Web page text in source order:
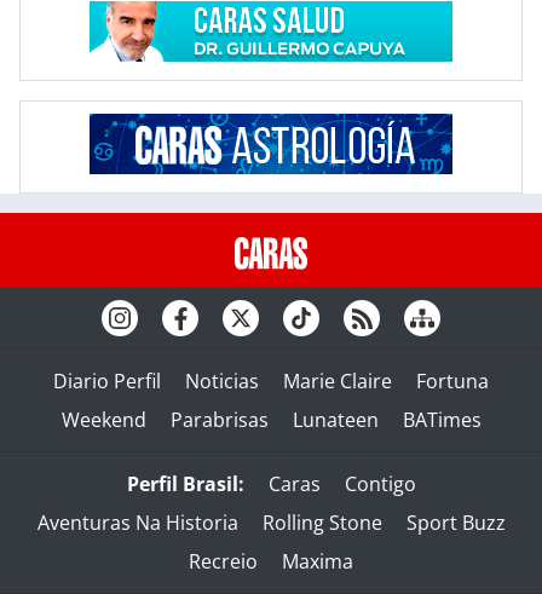
Diario Perfil Noticias Marie Claire
Fortuna
Weekend
Parabrisas Lunateen BATimes
Perfil Brasil: Caras
Contigo
Aventuras Na Historia
Rolling Stone
Sport Buzz
Recreio
Maxima